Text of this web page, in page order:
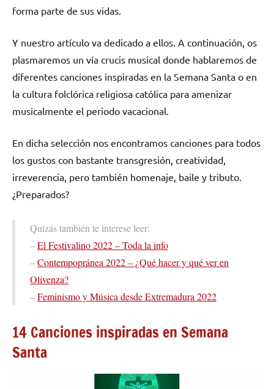
forma parte de sus vidas.
Y nuestro artículo va dedicado a ellos. A continuación, os
plasmaremos un vía crucis musical donde hablaremos de
diferentes canciones inspiradas en la Semana Santa o en
la cultura folclórica religiosa católica para amenizar
musicalmente el periodo vacacional.
En dicha selección nos encontramos canciones para todos
los gustos con bastante transgresión, creatividad,
irreverencia, pero también homenaje, baile y tributo.
¿Preparados?
Quizás también te interese leer:
–El Festivalino 2022 – Toda la info
–Contempopránea 2022 – ¿Qué hacer y qué ver en
Olivenza?
–Feminismo y Música desde Extremadura 2022
14 Canciones inspiradas en Semana
Santa